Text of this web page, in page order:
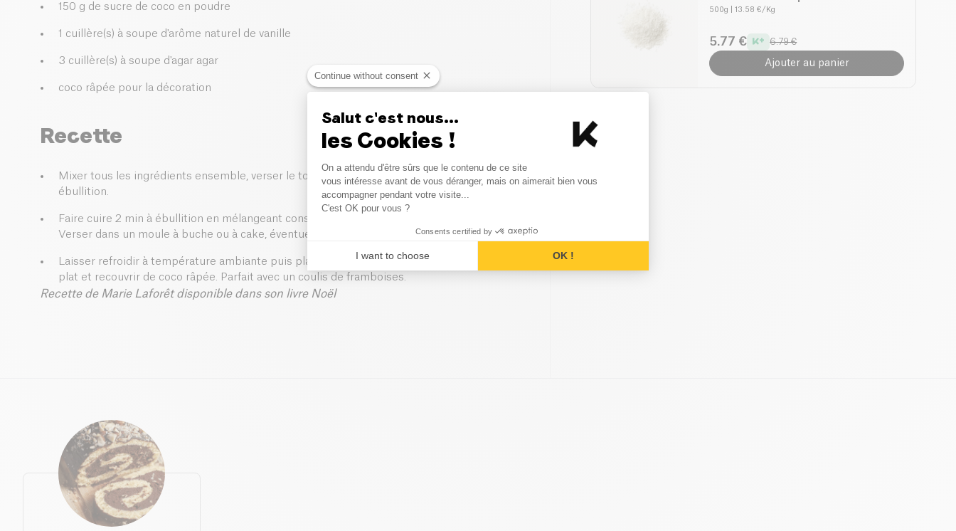
150 g de sucre de coco en poudre
1 cuillère(s) à soupe d'arôme naturel de vanille
3 cuillère(s) à soupe d'agar agar
coco râpée pour la décoration
Recette
Mixer tous les ingrédients ensemble, verser le tout dans une casserole et porter à
ébullition.
Faire cuire 2 min à ébullition en mélangeant constamment avec une cuillère en bois.
Verser dans un moule à buche ou à cake, éventuellement chemisé de film alimentaire.
Laisser refroidir à température ambiante puis placer 4h au frais. Démouler sur un grand
plat et recouvrir de coco râpée. Parfait avec un coulis de framboises.
Recette de Marie Laforêt disponible dans son livre Noël
500g | 13.58 €/Kg
5.77 € 6.79 €
Ajouter au panier
Continue without consent
Salut c'est nous...
les Cookies !
Consent Management Platform: Personalize Your Options
On a attendu d'être sûrs que le contenu de ce site
vous intéresse avant de vous déranger, mais on aimerait bien vous
accompagner pendant votre visite...
C'est OK pour vous ?
Consents certified by
I want to choose OK !
Axeptio consent